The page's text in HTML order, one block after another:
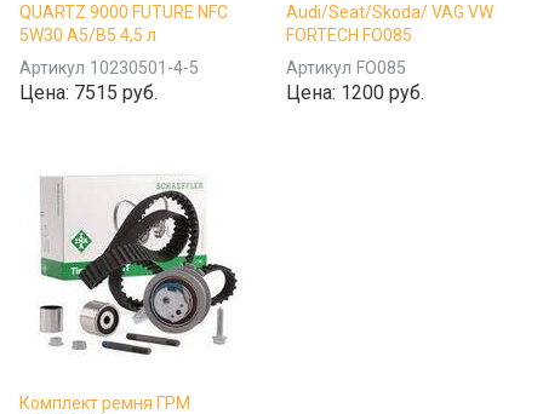
QUARTZ 9000 FUTURE NFC
5W30 A5/B5 4,5 л
Артикул 10230501-4-5
Цена: 7515 руб.
Audi/Seat/Skoda/ VAG VW
FORTECH FO085
Артикул FO085
Цена: 1200 руб.
Комплект ремня ГРМ